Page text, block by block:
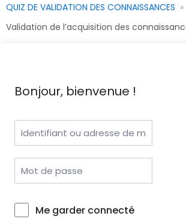
QUIZ DE VALIDATION DES CONNAISSANCES
Validation de l’acquisition des
Bonjour, bienvenue !
Me garder connecté